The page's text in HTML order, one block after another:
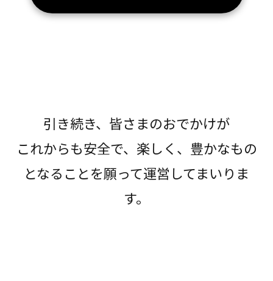
引き続き、皆さまのおでかけが
これからも安全で、楽しく、豊かなもの
となることを願って運営してまいりま
す。